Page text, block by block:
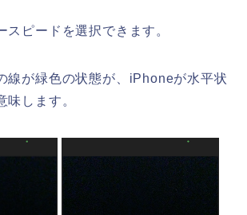
スピードを選択できます。
線が緑色の状態が、iPhoneが水平状
味します。